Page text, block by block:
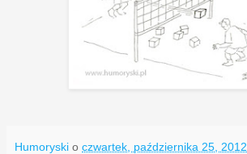
Humoryski o czwartek, października 25, 2012